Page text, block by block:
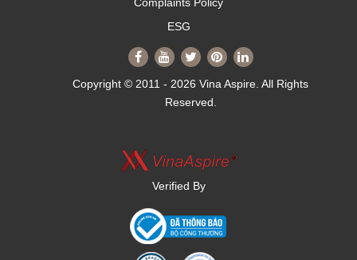
ESG
Copyright © 2011 - 2026 Vina Aspire. All Rights
Reserved.
Verified By